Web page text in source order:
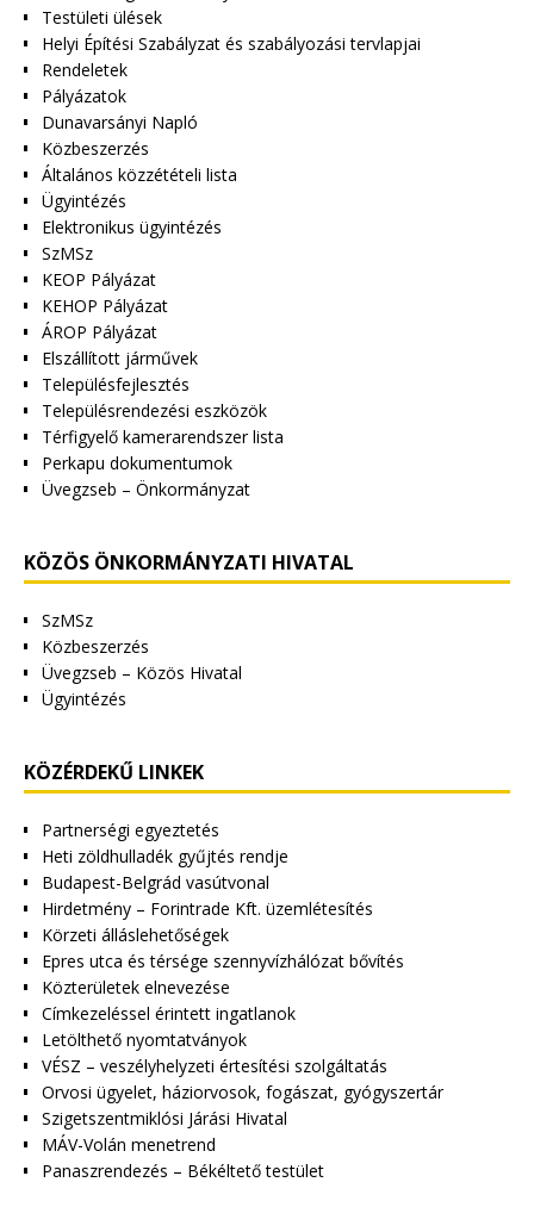
Testületi ülések
Helyi Építési Szabályzat és szabályozási tervlapjai
Rendeletek
Pályázatok
Dunavarsányi Napló
Közbeszerzés
Általános közzétételi lista
Ügyintézés
Elektronikus ügyintézés
SzMSz
KEOP Pályázat
KEHOP Pályázat
ÁROP Pályázat
Elszállított járművek
Településfejlesztés
Településrendezési eszközök
Térfigyelő kamerarendszer lista
Perkapu dokumentumok
Üvegzseb – Önkormányzat
KÖZÖS ÖNKORMÁNYZATI HIVATAL
SzMSz
Közbeszerzés
Üvegzseb – Közös Hivatal
Ügyintézés
KÖZÉRDEKŰ LINKEK
Partnerségi egyeztetés
Heti zöldhulladék gyűjtés rendje
Budapest-Belgrád vasútvonal
Hirdetmény – Forintrade Kft. üzemlétesítés
Körzeti álláslehetőségek
Epres utca és térsége szennyvízhálózat bővítés
Közterületek elnevezése
Címkezeléssel érintett ingatlanok
Letölthető nyomtatványok
VÉSZ – veszélyhelyzeti értesítési szolgáltatás
Orvosi ügyelet, háziorvosok, fogászat, gyógyszertár
Szigetszentmiklósi Járási Hivatal
MÁV-Volán menetrend
Panaszrendezés – Békéltető testület